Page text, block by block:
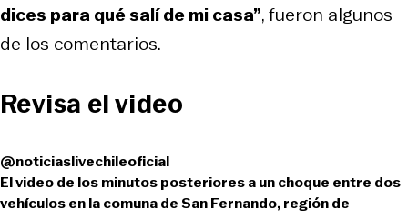
dices para qué salí de mi casa”, fueron algunos
de los comentarios.
Revisa el video
@noticiaslivechileoficial
El video de los minutos posteriores a un choque entre dos
vehículos en la comuna de San Fernando, región de